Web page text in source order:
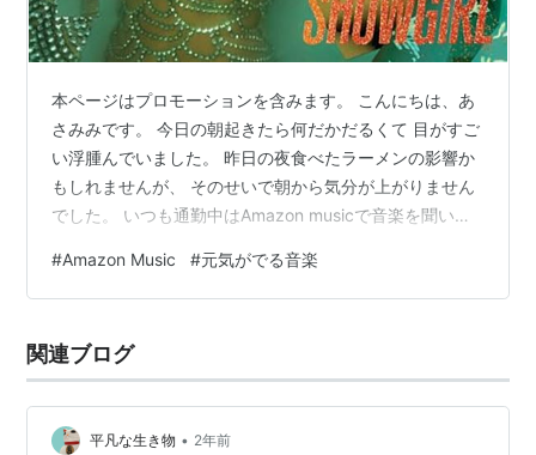
本ページはプロモーションを含みます。 こんにちは、あ
さみみです。 今日の朝起きたら何だかだるくて 目がすご
い浮腫んでいました。 昨日の夜食べたラーメンの影響か
もしれませんが、 そのせいで朝から気分が上がりません
でした。 いつも通勤中はAmazon musicで音楽を聞いて
聴いていました。 【Amazon.co.jp限定】ザ・ライフ・オ
ブ・ア・ショーガール (通常盤)(特典:メガジャケ付) アー
GROUP Amazon でも今日はちょっと違う歌を聞いてテ
ンションを上げ…
#Amazon Music #元気がでる音楽
関連ブログ
平凡な生き物 • 2年前